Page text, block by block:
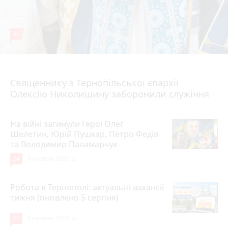
Священнику з Тернопільської єпархії
Олексію Николишину заборонили служіння
На війні загинули Герої Олег
Шелетин, Юрій Пушкар, Петро Федів
та Володимир Паламарчук
Робота в Тернополі: актуальні вакансії
тижня (оновлено 5 серпня)